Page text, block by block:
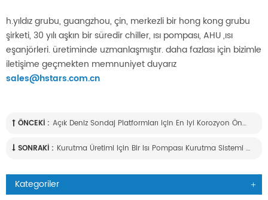
h.yıldız grubu, guangzhou, çin, merkezli bir hong kong grubu
şirketi, 30 yılı aşkın bir süredir chiller, ısı pompası, AHU ,ısı
eşanjörleri. üretiminde uzmanlaşmıştır. daha fazlası için bizimle
iletişime geçmekten memnuniyet duyarız
sales@hstars.com.cn
ÖNCEKI : Açık Deniz Sondaj Platformları Için En Iyi Korozyon Önleyici Deniz Deniz Suyu Hava Soğutmalı Vidalı Soğutma Grubu Nasıl Tasarlanır
SONRAKI : Kurutma Üretimi Için Bir Isı Pompası Kurutma Sistemi Nasıl Tasarlanır
Kategoriler